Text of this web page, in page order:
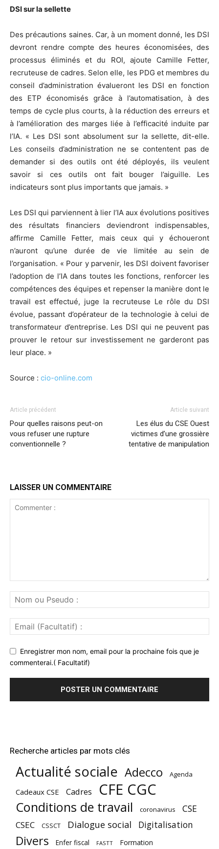
DSI sur la sellette
Des précautions saines. Car, à un moment donné, les DSI
devront rendre compte des heures économisées, des
processus éliminés et du ROI, ajoute Camille Fetter,
recruteuse de cadres. Selon elle, les PDG et membres du
conseil d’administration évalueront les DSI en fonction
des ETP économisés grâce à l’automatisation, à des
temps de cycle plus courts, à la réduction des erreurs et
à l’amélioration des marges liée à l’efficacité induite par
l’IA. « Les DSI sont absolument sur la sellette, dit-elle.
Les conseils d’administration ne se contentent pas de
demander si des outils ont été déployés, ils veulent
savoir si ces outils ont fait bouger l’aiguille. Les
indicateurs sont plus importants que jamais. »
Les DSI qui parviennent à lier l’IA aux évolutions positives
des résultats financiers deviendront indispensables,
affirme Camille Fetter, mais ceux qui y échoueront
n’auront qu’une durée de vie limitée au sein de
l’organisation. « Pour y parvenir, les DSI doivent favoriser
l’adoption de l’IA dans toutes les fonctions, renforcer les
compétences des équipes et repenser la manière dont le
travail est effectué, juge la recruteuse Le rôle du DSI
évolue, passant d’opérateur de la technologie à celui de
transformateur d’entreprise. Les DSI qui ne peuvent pas
prouver le retour sur investissement ne garderont pas
leur place. »
Source : cio-online.com
Article précédent
Pour quelles raisons peut-on
vous refuser une rupture
conventionnelle ?
Article suivant
Les élus du CSE Ouest
victimes d’une grossière
tentative de manipulation
LAISSER UN COMMENTAIRE
Enregistrer mon nom, email pour la prochaine fois que je
commenterai.( Facultatif)
Recherche articles par mots clés
Actualité sociale Adecco Agenda
Cadeaux CSE Cadres CFE CGC
Conditions de travail coronavirus CSE
CSEC CSSCT Dialogue social Digitalisation
Divers Enfer fiscal FASTT Formation